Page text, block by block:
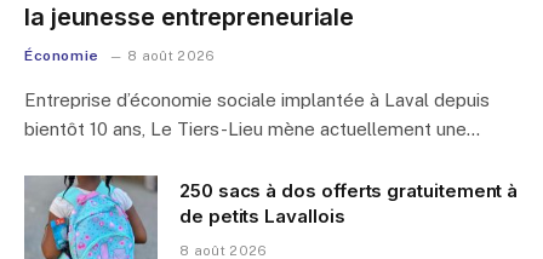
la jeunesse entrepreneuriale
Économie 8 août 2026
Entreprise d’économie sociale implantée à Laval depuis
bientôt 10 ans, Le Tiers-Lieu mène actuellement une…
250 sacs à dos offerts gratuitement à
de petits Lavallois
8 août 2026